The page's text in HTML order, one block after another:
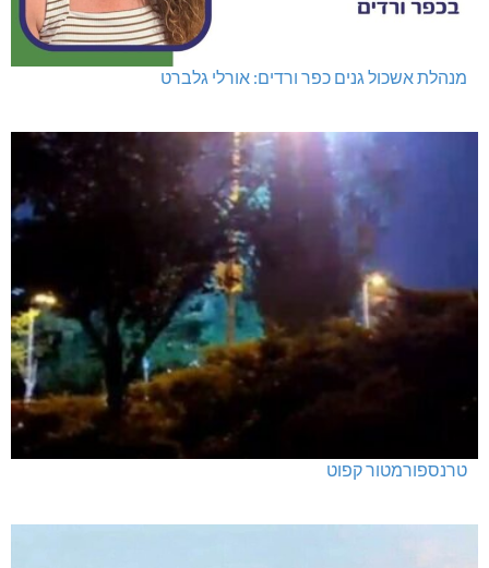
מנהלת אשכול גנים כפר ורדים: אורלי גלברט
טרנספורמטור קפוט